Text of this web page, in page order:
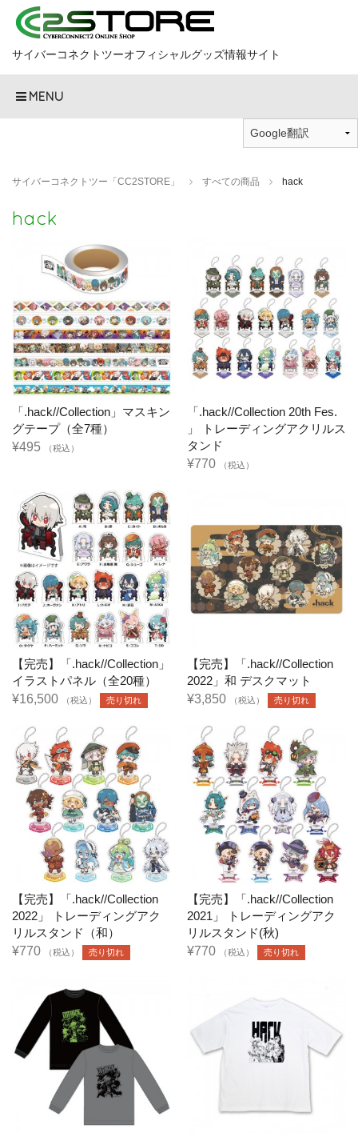
サイバーコネクトツーオフィシャルグッズ情報サイト
MENU
サイバーコネクトツー「CC2STORE」 すべての商品 hack
hack
「.hack//Collection」マスキン
グテープ（全7種）
¥495
（税込）
「.hack//Collection 20th Fes.
」 トレーディングアクリルス
タンド
¥770
（税込）
【完売】「.hack//Collection」
イラストパネル（全20種）
¥16,500
（税込） 売り切れ
【完売】「.hack//Collection
2022」和 デスクマット
¥3,850
（税込） 売り切れ
【完売】「.hack//Collection
2022」 トレーディングアク
リルスタンド（和）
¥770
（税込） 売り切れ
【完売】「.hack//Collection
2021」 トレーディングアク
リルスタンド(秋)
¥770
（税込） 売り切れ